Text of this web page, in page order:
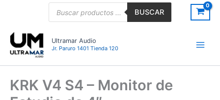
BUSCAR
Ultramar Audio
Jr. Paruro 1401 Tienda 120
KRK V4 S4 – Monitor de